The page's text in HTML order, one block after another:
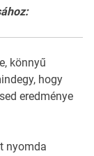
könnyű
hogy
eredménye
nyomda